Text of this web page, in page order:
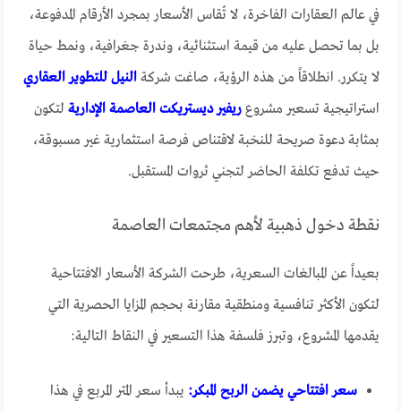
في عالم العقارات الفاخرة، لا تُقاس الأسعار بمجرد الأرقام المدفوعة،
بل بما تحصل عليه من قيمة استثنائية، وندرة جغرافية، ونمط حياة
لا يتكرر. انطلاقاً من هذه الرؤية، صاغت شركةالنيل للتطوير العقاري
استراتيجية تسعير مشروعريفير ديستريكت العاصمة الإدارية لتكون
بمثابة دعوة صريحة للنخبة لاقتناص فرصة استثمارية غير مسبوقة،
حيث تدفع تكلفة الحاضر لتجني ثروات المستقبل.
نقطة دخول ذهبية لأهم مجتمعات العاصمة
بعيداً عن المبالغات السعرية، طرحت الشركة الأسعار الافتتاحية
لتكون الأكثر تنافسية ومنطقية مقارنة بحجم المزايا الحصرية التي
يقدمها المشروع، وتبرز فلسفة هذا التسعير في النقاط التالية:
سعر افتتاحي يضمن الربح المبكر: يبدأ سعر المتر المربع في هذا